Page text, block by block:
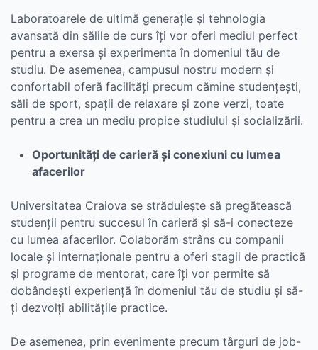
Laboratoarele de ultimă generație și tehnologia
avansată din sălile de curs îți vor oferi mediul perfect
pentru a exersa și experimenta în domeniul tău de
studiu. De asemenea, campusul nostru modern și
confortabil oferă facilități precum cămine studențești,
săli de sport, spații de relaxare și zone verzi, toate
pentru a crea un mediu propice studiului și socializării.
Oportunități de carieră și conexiuni cu lumea
afacerilor
Universitatea Craiova se străduiește să pregătească
studenții pentru succesul în carieră și să-i conecteze
cu lumea afacerilor. Colaborăm strâns cu companii
locale și internaționale pentru a oferi stagii de practică
și programe de mentorat, care îți vor permite să
dobândești experiență în domeniul tău de studiu și să-
ți dezvolți abilitățile practice.
De asemenea, prin evenimente precum târguri de job-